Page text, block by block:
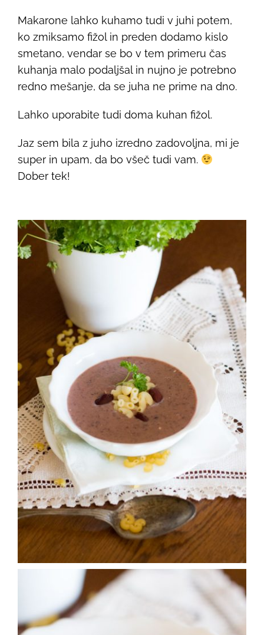
Makarone lahko kuhamo tudi v juhi potem,
ko zmiksamo fižol in preden dodamo kislo
smetano, vendar se bo v tem primeru čas
kuhanja malo podaljšal in nujno je potrebno
redno mešanje, da se juha ne prime na dno.
Lahko uporabite tudi doma kuhan fižol.
Jaz sem bila z juho izredno zadovoljna, mi je
super in upam, da bo všeč tudi vam.
Dober tek!